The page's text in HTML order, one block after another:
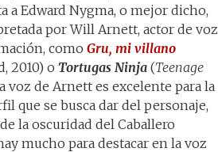
a Edward Nygma, o mejor dicho,
por Will Arnett, actor de voz
como Gru, mi villano
2010) o Tortugas Ninja (Teenage
voz de Arnett es excelente para la
que se busca dar del personaje,
la oscuridad del Caballero
mucho para destacar en la voz